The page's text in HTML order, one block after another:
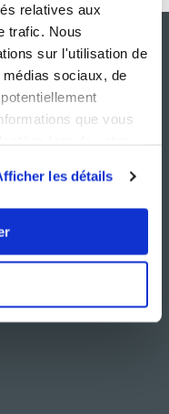
relatives aux
trafic. Nous
sur l'utilisation de
sociaux, de
que vous
les détails
de confidentialité
des Cookies